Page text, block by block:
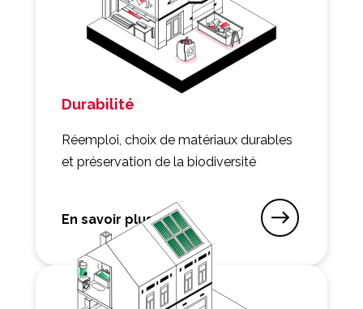
Durabilité
Réemploi, choix de matériaux durables
et préservation de la biodiversité
En savoir plus
sur Durabilité